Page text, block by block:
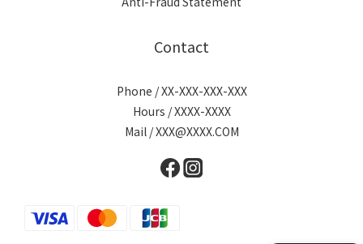
Contact
Phone / XX-XXX-XXX-XXX
Hours / XXXX-XXXX
Mail / XXX@XXXX.COM